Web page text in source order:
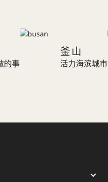
的事
釜山
活力海滨城市